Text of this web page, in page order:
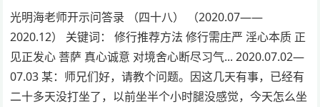
光明海老师开示问答录 （四十八） （2020.07——
2020.12） 关键词： 修行推荐方法 修行需庄严 淫心本质 正
见正发心 菩萨 真心诚意 对境舍心断尽习气... 2020.07.02—
07.03 某：师兄们好，请教个问题。因这几天有事，已经有
二十多天没打坐了，以前坐半个小时腿没感觉，今天怎么坐